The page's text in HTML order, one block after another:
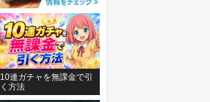
10連ガチャを無課金で引
く方法